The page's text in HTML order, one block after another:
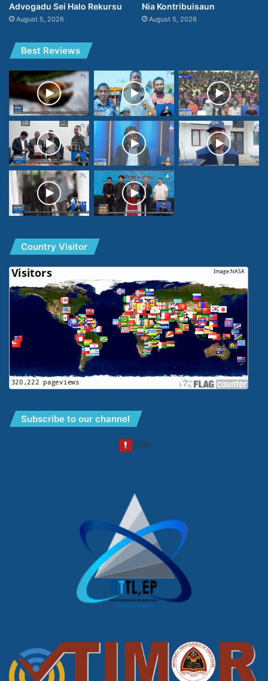
Advogadu Sei Halo Rekursu
August 5, 2026
Nia Kontribuisaun
August 5, 2026
Best Reviews
Country Visitor
Subscribe to our channel